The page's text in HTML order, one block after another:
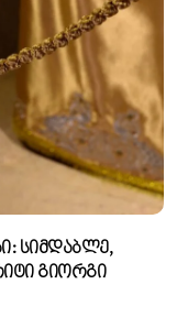
Სიმდაბლე,
Გიორგი